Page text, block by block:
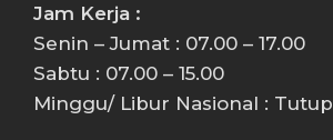
Jam Kerja :
Senin – Jumat : 07.00 – 17.00
Sabtu : 07.00 – 15.00
Minggu/ Libur Nasional : Tutup